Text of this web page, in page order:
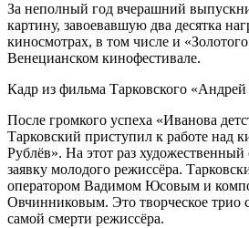
За неполный год вчерашний
картину, завоевавшую два десятка
киносмотрах, в том числе и
Венецианском кинофестивале.
Кадр из фильма Тарковского «Андрей
После громкого успеха «Иванова
Тарковский приступил к работе над
Рублёв». На этот раз
заявку молодого режиссёра.
оператором Вадимом Юсовым и
Овчинниковым. Это творческое трио
самой смерти режиссёра.